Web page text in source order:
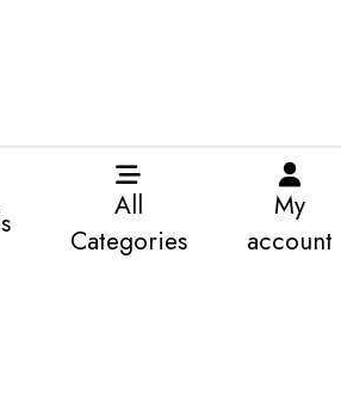
All
Categories
My
account